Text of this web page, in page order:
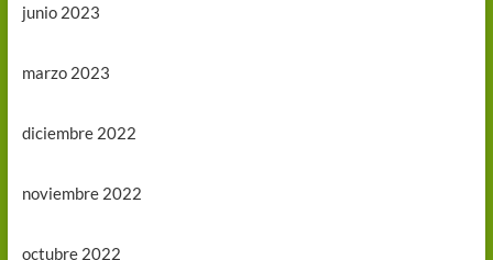
junio 2023
marzo 2023
diciembre 2022
noviembre 2022
octubre 2022